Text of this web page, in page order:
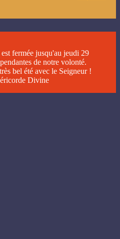
fermée jusqu'au jeudi 29
de notre volonté.
bel été avec le Seigneur !
Divine